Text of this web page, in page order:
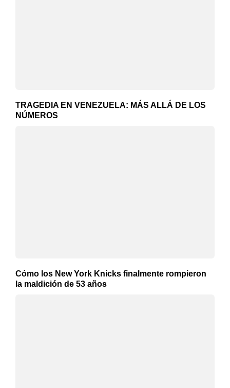
TRAGEDIA EN VENEZUELA: MÁS ALLÁ DE LOS
NÚMEROS
Cómo los New York Knicks finalmente rompieron
la maldición de 53 años